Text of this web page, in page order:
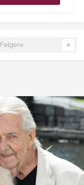
Følgere 0